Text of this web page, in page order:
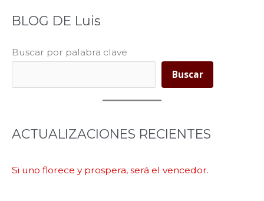
BLOG DE Luis
Buscar por palabra clave
Buscar
ACTUALIZACIONES RECIENTES
Si uno florece y prospera, será el vencedor.